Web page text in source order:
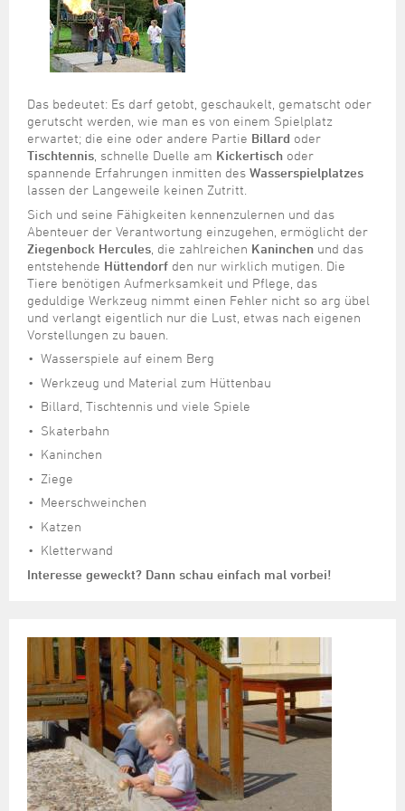
Umwelt-, Natur- und Klimaschutz
Verkehr und Mobilität
Wahlen
Schule
Sterbefall
Studium
Umzug und Neubürger
Wohnen und Verbrauchen
Formulare
Online-Terminvergabe
Pressemitteilungen
Ratsinformationssystem
Städtische Dienststellen
Telefonverzeichnis
Wirtschaftsstruktur
Regionale Kooperationen
Unternehmensnachfolge
Zukunftsregion JadeBay
Stadtarchiv
Stadtbibliothek
Weiterbildung
Stadt Wilhelmshaven
Unterkünfte
Kulturzentrum Pumpwerk
Maritime Meile
Museen und Ausstellungen
Schiffe, Häfen und Meer erleben
Sportangebot
Städtepartnerschaften
Stadtpark
Tag des offenen Denkmals
Veranstaltungsorte
Das bedeutet: Es darf getobt, geschaukelt, gematscht oder
gerutscht werden, wie man es von einem Spielplatz
erwartet; die eine oder andere Partie Billard oder
Tischtennis , schnelle Duelle am Kickertisch oder
spannende Erfahrungen inmitten des Wasserspielplatzes
lassen der Langeweile keinen Zutritt.
Sich und seine Fähigkeiten kennenzulernen und das
Abenteuer der Verantwortung einzugehen, ermöglicht der
Ziegenbock Hercules , die zahlreichen Kaninchen und das
entstehende Hüttendorf den nur wirklich mutigen. Die
Tiere benötigen Aufmerksamkeit und Pflege, das
geduldige Werkzeug nimmt einen Fehler nicht so arg übel
und verlangt eigentlich nur die Lust, etwas nach eigenen
Vorstellungen zu bauen.
Wasserspiele auf einem Berg
Werkzeug und Material zum Hüttenbau
Billard, Tischtennis und viele Spiele
Skaterbahn
Kaninchen
Ziege
Meerschweinchen
Katzen
Kletterwand
Interesse geweckt? Dann schau einfach mal vorbei!